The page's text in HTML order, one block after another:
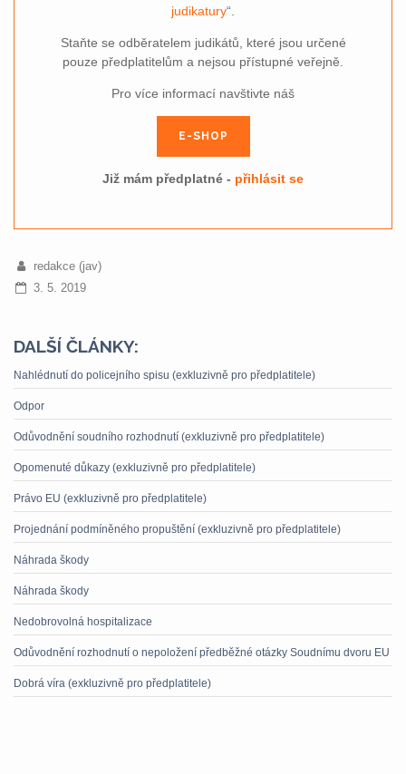
judikatury“.
Staňte se odběratelem judikátů, které jsou určené
pouze předplatitelům a nejsou přístupné veřejně.
Pro více informací navštivte náš
E-SHOP
Již mám předplatné - přihlásit se
redakce (jav)
3. 5. 2019
DALŠÍ ČLÁNKY:
Nahlédnutí do policejního spisu (exkluzivně pro předplatitele)
Odpor
Odůvodnění soudního rozhodnutí (exkluzivně pro předplatitele)
Opomenuté důkazy (exkluzivně pro předplatitele)
Právo EU (exkluzivně pro předplatitele)
Projednání podmíněného propuštění (exkluzivně pro předplatitele)
Náhrada škody
Náhrada škody
Nedobrovolná hospitalizace
Odůvodnění rozhodnutí o nepoložení předběžné otázky Soudnímu dvoru EU
Dobrá víra (exkluzivně pro předplatitele)